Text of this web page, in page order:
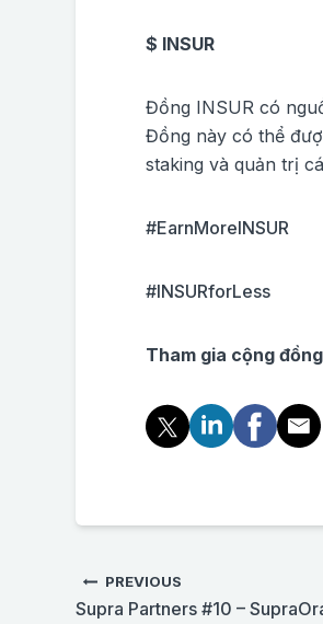
$ INSUR
Đồng INSUR có
Đồng này có thể
staking và quản trị
#EarnMoreINSUR
#INSURforLess
Tham gia cộng
PREVIOUS
Supra Partners #10 –